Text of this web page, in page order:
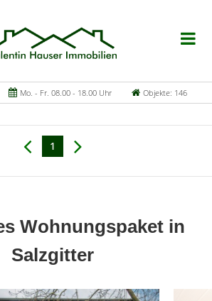
Mo. - Fr. 08.00 - 18.00 Uhr Objekte: 146
1
Wohnungspaket in
Salzgitter